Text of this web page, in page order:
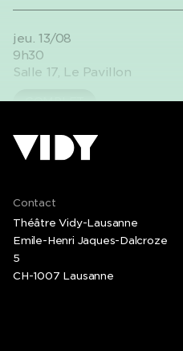
jeu. 13/08
9h30
Salle 17, Le Pavillon
COMPLET
Salle 17, Le Pavillon
COMPLET
Contact
Théâtre Vidy-Lausanne
Emile-Henri Jaques-Dalcroze
5
CH-1007 Lausanne